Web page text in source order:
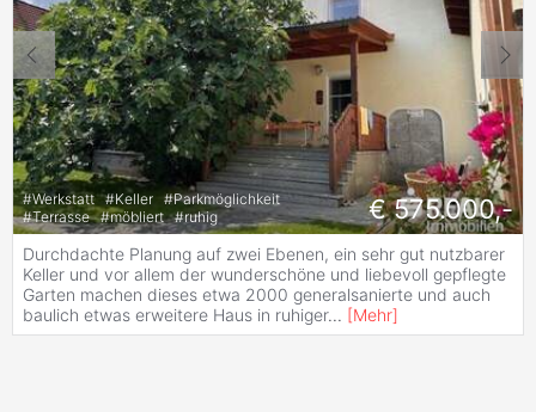
#Werkstatt #Keller #Parkmöglichkeit
#Terrasse #möbliert #ruhig € 575.000,-
Durchdachte Planung auf zwei Ebenen, ein sehr gut nutzbarer
Keller und vor allem der wunderschöne und liebevoll gepflegte
Garten machen dieses etwa 2000 generalsanierte und auch
baulich etwas erweitere Haus in ruhiger... [Mehr]